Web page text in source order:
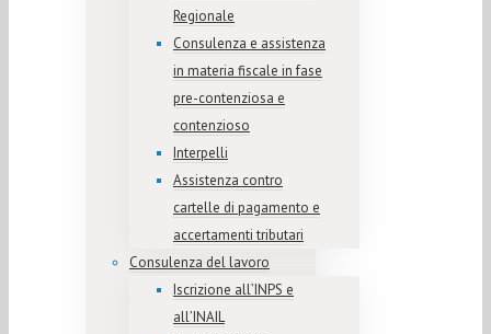
Regionale
Consulenza e assistenza
in materia fiscale in fase
pre-contenziosa e
contenzioso
Interpelli
Assistenza contro
cartelle di pagamento e
accertamenti tributari
Consulenza del lavoro
Iscrizione all’INPS e
all’INAIL